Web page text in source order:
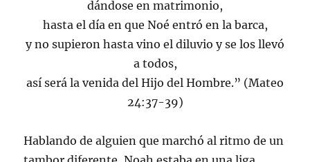
dándose en matrimonio,
hasta el día en que Noé entró en la barca,
y no supieron hasta vino el diluvio y se los llevó
a todos,
así será la venida del Hijo del Hombre.” (Mateo
24:37-39)
Hablando de alguien que marchó al ritmo de un